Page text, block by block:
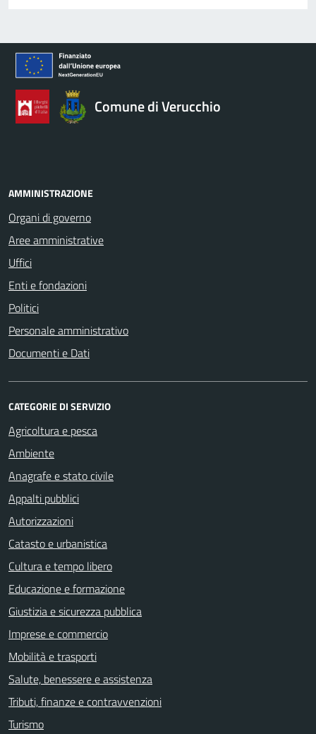
Comune di Verucchio
AMMINISTRAZIONE
Organi di governo
Aree amministrative
Uffici
Enti e fondazioni
Politici
Personale amministrativo
Documenti e Dati
CATEGORIE DI SERVIZIO
Agricoltura e pesca
Ambiente
Anagrafe e stato civile
Appalti pubblici
Autorizzazioni
Catasto e urbanistica
Cultura e tempo libero
Educazione e formazione
Giustizia e sicurezza pubblica
Imprese e commercio
Mobilità e trasporti
Salute, benessere e assistenza
Tributi, finanze e contravvenzioni
Turismo